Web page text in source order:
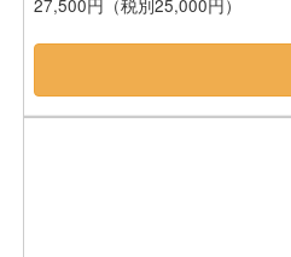
27,500円（税別25,000円）